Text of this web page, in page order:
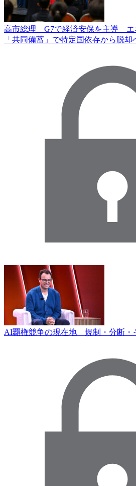
高市総理 G7で経済安保を主導 エ
「共同備蓄」で特定国依存から脱却
AI覇権競争の現在地 規制・分断・